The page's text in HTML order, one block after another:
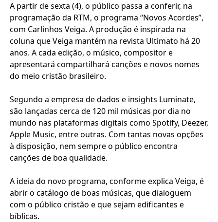
A partir de sexta (4), o público passa a conferir, na
programação da RTM, o programa “Novos Acordes”,
com Carlinhos Veiga. A produção é inspirada na
coluna que Veiga mantém na revista Ultimato há 20
anos. A cada edição, o músico, compositor e
apresentará compartilhará canções e novos nomes
do meio cristão brasileiro.
Segundo a empresa de dados e insights Luminate,
são lançadas cerca de 120 mil músicas por dia no
mundo nas plataformas digitais como Spotify, Deezer,
Apple Music, entre outras. Com tantas novas opções
à disposição, nem sempre o público encontra
canções de boa qualidade.
A ideia do novo programa, conforme explica Veiga, é
abrir o catálogo de boas músicas, que dialoguem
com o público cristão e que sejam edificantes e
bíblicas.